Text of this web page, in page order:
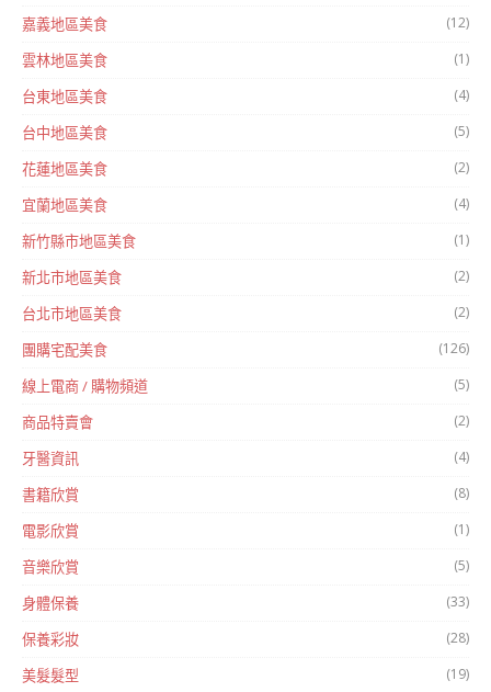
嘉義地區美食 (12)
雲林地區美食 (1)
台東地區美食 (4)
台中地區美食 (5)
花蓮地區美食 (2)
宜蘭地區美食 (4)
新竹縣市地區美食 (1)
新北市地區美食 (2)
台北市地區美食 (2)
團購宅配美食 (126)
線上電商 / 購物頻道 (5)
商品特賣會 (2)
牙醫資訊 (4)
書籍欣賞 (8)
電影欣賞 (1)
音樂欣賞 (5)
身體保養 (33)
保養彩妝 (28)
美髮髮型 (19)